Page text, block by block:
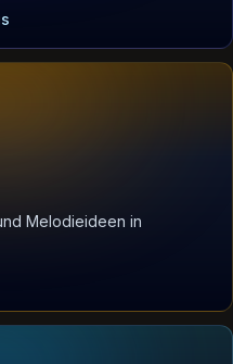
Melodieideen in